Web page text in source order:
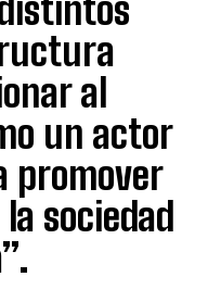
al
un actor
promover
sociedad